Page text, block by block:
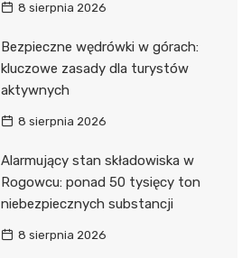
8 sierpnia 2026
Bezpieczne wędrówki w górach:
kluczowe zasady dla turystów
aktywnych
8 sierpnia 2026
Alarmujący stan składowiska w
Rogowcu: ponad 50 tysięcy ton
niebezpiecznych substancji
8 sierpnia 2026